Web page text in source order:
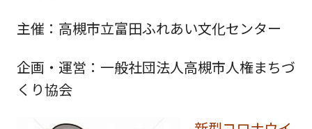
主催 ：高槻市立富田ふれあい文化センター
企画・運営 ：一般社団法人高槻市人権まちづ
くり協会